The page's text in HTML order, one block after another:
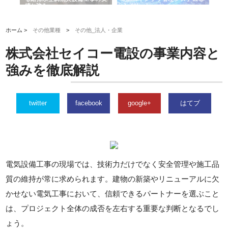
績と強み
入メリット
ホーム > その他業種 > その他_法人・企業
株式会社セイコー電設の事業内容と
強みを徹底解説
twitter facebook google+ はてブ
電気設備工事の現場では、技術力だけでなく安全管理や施工品
質の維持が常に求められます。建物の新築やリニューアルに欠
かせない電気工事において、信頼できるパートナーを選ぶこと
は、プロジェクト全体の成否を左右する重要な判断となるでし
ょう。